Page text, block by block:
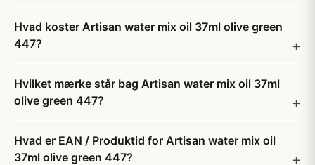
Hvad koster Artisan water mix oil 37ml olive green
447?
Hvilket mærke står bag Artisan water mix oil 37ml
olive green 447?
Hvad er EAN / Produktid for Artisan water mix oil
37ml olive green 447?